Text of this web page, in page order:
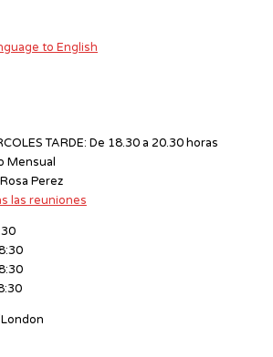
TARDE: De 18.30 a 20.30 horas
Mensual
Perez
las reuniones